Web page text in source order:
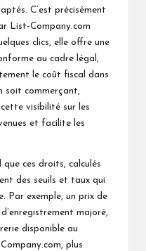
C’est précisément
List-Company.com
clics, elle offre une
au cadre légal,
le coût fiscal dans
soit commerçant,
visibilité sur les
et facilite les
que ces droits, calculés
des seuils et taux qui
Par exemple, un prix de
majoré,
disponible au
plus